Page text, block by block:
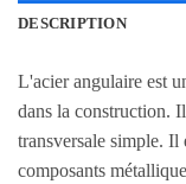
DESCRIPTION
L'acier angulaire est
dans la construction.
transversale simple.
composants